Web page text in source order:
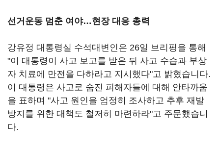
선거운동 멈춘 여야…현장 대응 총력
강유정 대통령실 수석대변인은 26일 브리핑을 통해
"이 대통령이 사고 보고를 받은 뒤 사고 수습과 부상
자 치료에 만전을 다하라고 지시했다"고 밝혔습니다.
이 대통령은 사고로 숨진 피해자들에 대해 안타까움
을 표하며 "사고 원인을 엄정히 조사하고 추후 재발
방지를 위한 대책도 철저히 마련하라"고 주문했습니
다.